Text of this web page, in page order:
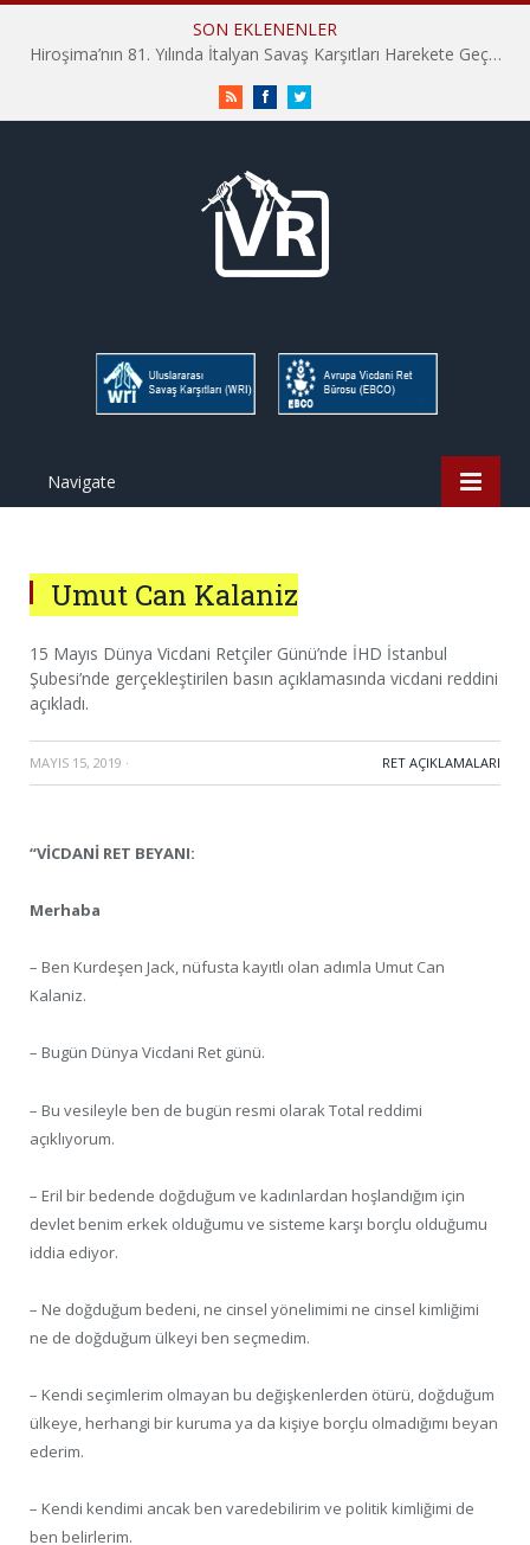
SON EKLENENLER
Hiroşima’nın 81. Yılında İtalyan Savaş Karşıtları Harekete Geçti: “Hatırlamak yeterli değil”
RSS FacebookTwitter
Navigate
Umut Can Kalaniz
15 Mayıs Dünya Vicdani Retçiler Günü’nde İHD İstanbul
Şubesi’nde gerçekleştirilen basın açıklamasında vicdani reddini
açıkladı.
MAYIS 15, 2019 · RET AÇIKLAMALARI
“VİCDANİ RET BEYANI:
Merhaba
– Ben Kurdeşen Jack, nüfusta kayıtlı olan adımla Umut Can
Kalaniz.
– Bugün Dünya Vicdani Ret günü.
– Bu vesileyle ben de bugün resmi olarak Total reddimi
açıklıyorum.
– Eril bir bedende doğduğum ve kadınlardan hoşlandığım için
devlet benim erkek olduğumu ve sisteme karşı borçlu olduğumu
iddia ediyor.
– Ne doğduğum bedeni, ne cinsel yönelimimi ne cinsel kimliğimi
ne de doğduğum ülkeyi ben seçmedim.
– Kendi seçimlerim olmayan bu değişkenlerden ötürü, doğduğum
ülkeye, herhangi bir kuruma ya da kişiye borçlu olmadığımı beyan
ederim.
– Kendi kendimi ancak ben varedebilirim ve politik kimliğimi de
ben belirlerim.